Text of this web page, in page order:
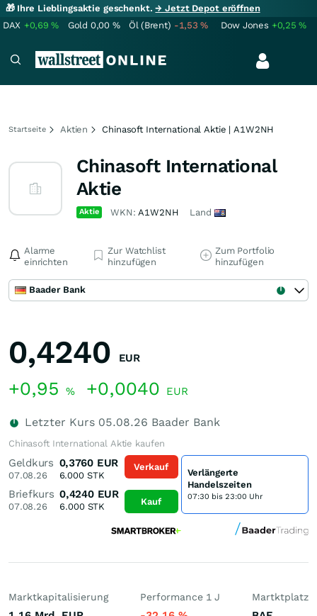
🎁 Ihre Lieblingsaktie geschenkt.→ Jetzt Depot eröffnen
DAX +0,69% Gold 0,00 % Öl (Brent) -1,53% Dow Jones +0,25%
Startseite Aktien Chinasoft International Aktie | A1W2NH
Chinasoft International
Aktie
Aktie WKN:A1W2NH Land
Alarme
einrichten
Zur Watchlist
hinzufügen
Zum Portfolio
hinzufügen
Baader Bank
0,4240 EUR
+0,95 % +0,0040 EUR
Letzter Kurs 05.08.26 Baader Bank
Chinasoft International Aktie kaufen
Geldkurs
07.08.26
0,3760 EUR
6.000STK
Briefkurs
07.08.26
0,4240 EUR
6.000STK
Verkauf
Kauf
Verlängerte
Handelszeiten
07:30 bis 23:00 Uhr
Marktkapitalisierung Performance 1 J Martktplatz